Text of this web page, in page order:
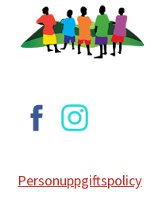
Footer
Personuppgiftspolicy